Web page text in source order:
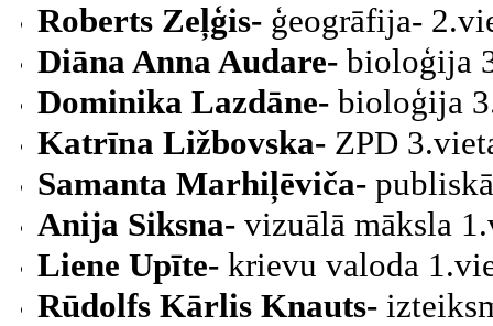
Roberts Zeļģis- ģeogrāfija-
Diāna Anna Audare- bioloģija
Dominika Lazdāne- bioloģija
Katrīna Ližbovska- ZPD
Samanta Marhiļēviča-
Anija Siksna- vizuālā māksla
Liene Upīte- krievu valoda
Rūdolfs Kārlis Knauts-